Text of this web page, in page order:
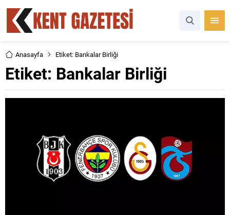
Anasayfa Etiket: Bankalar Birliği
Etiket: Bankalar Birliği